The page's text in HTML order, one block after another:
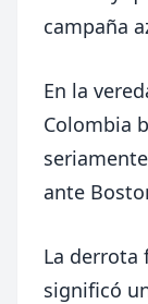
campaña
En la
Colombia
ante
La derrota
significó